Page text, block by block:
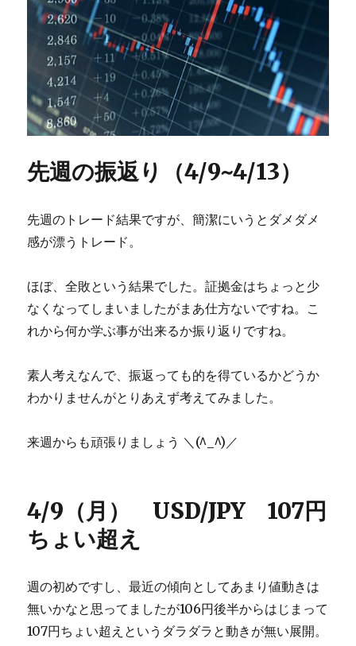
先週の振返り（4/9~4/13）
先週のトレード結果ですが、簡潔にいうとダメダメ
感が漂うトレード。
ほぼ、全敗という結果でした。証拠金はちょっと少
なくなってしまいましたがまあ仕方ないですね。こ
れから何か学ぶ事が出来るか振り返りですね。
素人考えなんで、振返っても的を得ているかどうか
わかりませんがとりあえず考えてみました。
来週からも頑張りましょう ＼(^_^)／
4/9（月） USD/JPY 107円
ちょい超え
週の初めですし、最近の傾向としてあまり値動きは
無いかなと思ってましたが106円後半からはじまって
107円ちょい超えというダラダラと動きが無い展開。